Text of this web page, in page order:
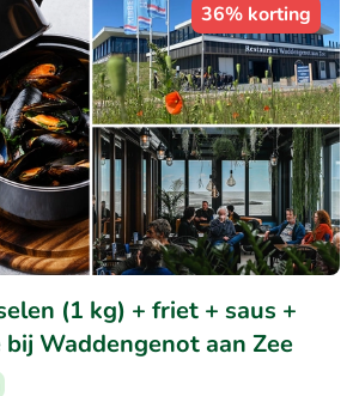
36% korting
(1 kg) + friet + saus +
Waddengenot aan Zee